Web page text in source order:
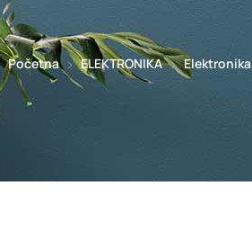
Početna ELEKTRONIKA Elektronika